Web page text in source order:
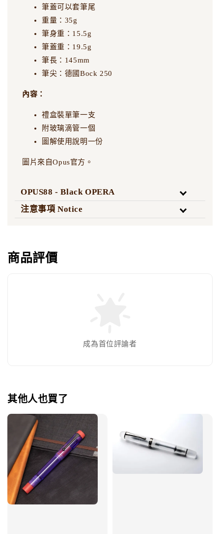
筆蓋可以套筆尾
重量：35g
筆身重：15.5g
筆蓋重：19.5g
筆長：145mm
筆尖：德國Bock 250
內容：
禮盒裝單筆一支
附玻璃滴管一個
圖解使用說明一份
圖片來自Opus官方。
OPUS88 - Black OPERA
注意事項 Notice
商品評價
成為首位評論者
其他人也買了